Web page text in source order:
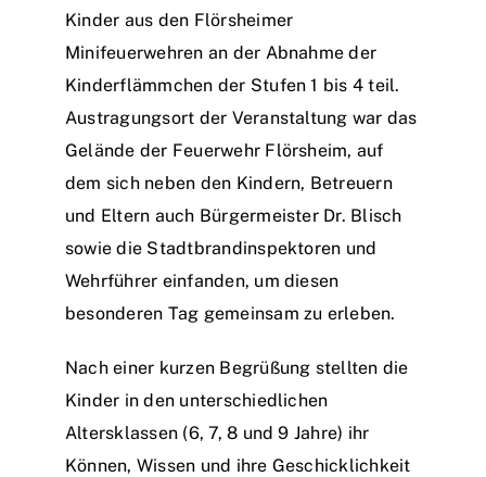
Über uns
Einsätze
Kinder aus den Flörsheimer
Minifeuerwehren an der Abnahme der
Kinderflämmchen der Stufen 1 bis 4 teil.
Austragungsort der Veranstaltung war das
Gelände der Feuerwehr Flörsheim, auf
dem sich neben den Kindern, Betreuern
und Eltern auch Bürgermeister Dr. Blisch
sowie die Stadtbrandinspektoren und
Wehrführer einfanden, um diesen
besonderen Tag gemeinsam zu erleben.
Nach einer kurzen Begrüßung stellten die
Kinder in den unterschiedlichen
Altersklassen (6, 7, 8 und 9 Jahre) ihr
Können, Wissen und ihre Geschicklichkeit